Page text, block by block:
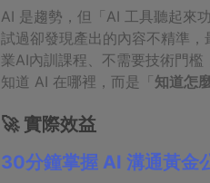
AI 是趨勢，但「AI 工具聽起來
試過卻發現產出的內容不精準
業AI內訓課程、不需要技術門
知道 AI 在哪裡，而是「知道怎
🚀 實際效益
30分鐘掌握 AI 溝通黃金